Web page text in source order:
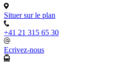
Situer sur le plan
+41 21 315 65 30
Ecrivez-nous